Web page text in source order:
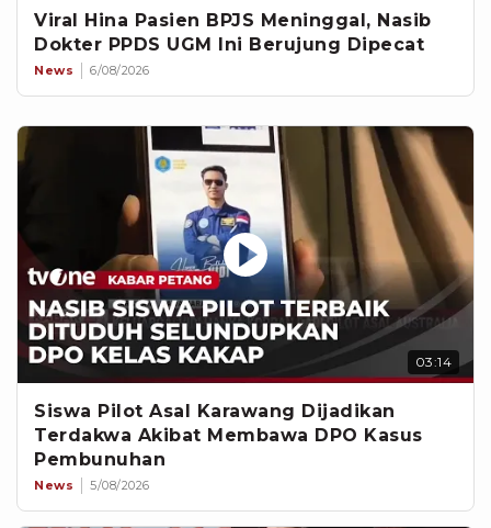
Viral Hina Pasien BPJS Meninggal, Nasib
Dokter PPDS UGM Ini Berujung Dipecat
News 6/08/2026
03:14
Siswa Pilot Asal Karawang Dijadikan
Terdakwa Akibat Membawa DPO Kasus
Pembunuhan
News 5/08/2026